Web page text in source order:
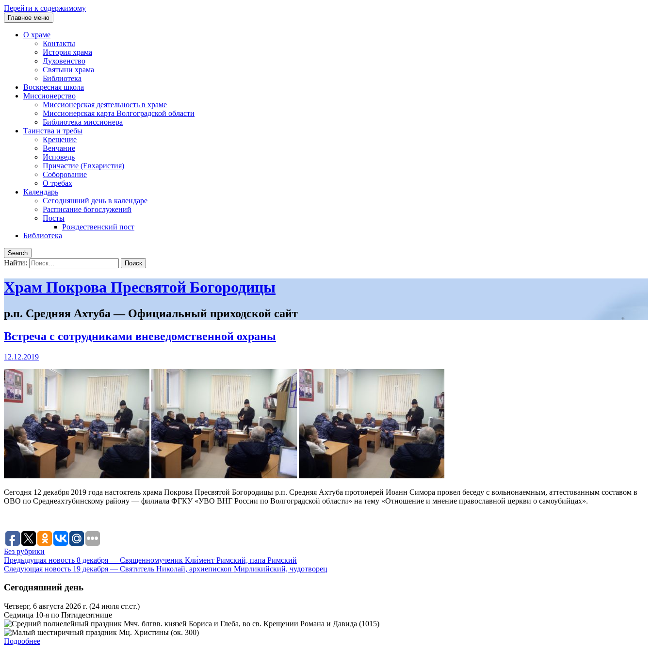
Перейти к содержимому
Главное меню
О храме
Контакты
История храма
Духовенство
Святыни храма
Библиотека
Воскресная школа
Миссионерство
Миссионерская деятельность в храме
Миссионерская карта Волгоградской области
Библиотека миссионера
Таинства и требы
Крещение
Венчание
Исповедь
Причастие (Евхаристия)
Соборование
О требах
Календарь
Сегодняшний день в календаре
Расписание богослужений
Посты
Рождественский пост
Библиотека
Search
Найти:
Храм Покрова Пресвятой Богородицы
р.п. Средняя Ахтуба — Официальный приходской сайт
Встреча с сотрудниками вневедомственной охраны
12.12.2019
Сегодня 12 декабря 2019 года настоятель храма Покрова Пресвятой Богородицы р.п. Средняя Ахтуба протоиерей Иоанн Симора провел беседу с вольнонаемным, аттестованным составом в
ОВО по Среднеахтубинскому району — филиала ФГКУ «УВО ВНГ России по Волгоградской области» на тему «Отношение и мнение православной церкви о самоубийцах».
Без рубрики
Предыдущая новость 8 декабря — Священномученик Кли́мент Римский, папа Римский
Следующая новость 19 декабря — Святитель Николай, архиепископ Мирликийский, чудотворец
Сегодняшний день
Четверг, 6 августа 2026 г. (24 июля ст.ст.)
Седмица 10-я по Пятидесятнице
Мчч. блгвв. князей Бориса и Глеба, во св. Крещении Романа и Давида (1015)
Мц. Христины (ок. 300)
Подробнее